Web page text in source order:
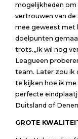
mogelijkheden om
vertrouwen van
mee geweest met
doelpunten
trots.,,Ik wil nog
Leagueen
team. Later zou ik
te kijken hoe ik
perfecte
Duitsland of
GROTE